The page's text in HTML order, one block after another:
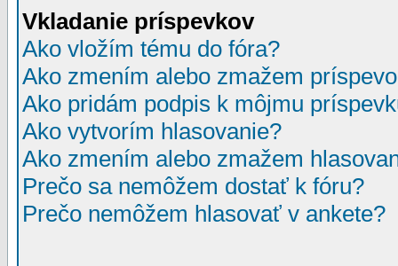
Vkladanie príspevkov
Ako vložím tému do fóra?
Ako zmením alebo zmažem
Ako pridám podpis k môjmu
Ako vytvorím hlasovanie?
Ako zmením alebo zmažem
Prečo sa nemôžem dostať k fóru?
Prečo nemôžem hlasovať v ankete?